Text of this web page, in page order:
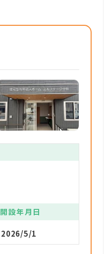
開設年月日
2026/5/1